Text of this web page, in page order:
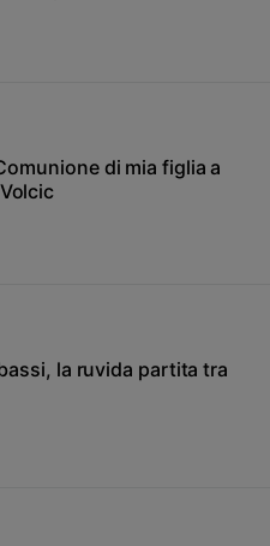
di mia figlia a
la ruvida partita tra